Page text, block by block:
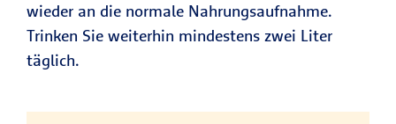
wieder an die normale Nahrungsaufnahme.
Trinken Sie weiterhin mindestens zwei Liter
täglich.